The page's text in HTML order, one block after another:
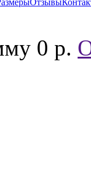
Отзывы
0 р.